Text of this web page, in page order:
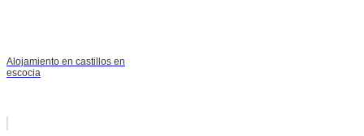
Alojamiento en castillos en
escocia